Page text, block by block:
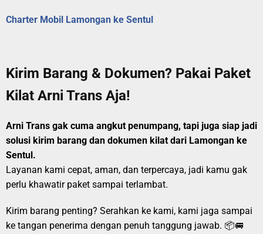
Charter Mobil Lamongan ke Sentul
Kirim Barang & Dokumen? Pakai Paket
Kilat Arni Trans Aja!
Arni Trans gak cuma angkut penumpang, tapi juga siap jadi
solusi kirim barang dan dokumen kilat dari Lamongan ke
Sentul.
Layanan kami cepat, aman, dan terpercaya, jadi kamu gak
perlu khawatir paket sampai terlambat.
Kirim barang penting? Serahkan ke kami, kami jaga sampai
ke tangan penerima dengan penuh tanggung jawab. 📦🚐